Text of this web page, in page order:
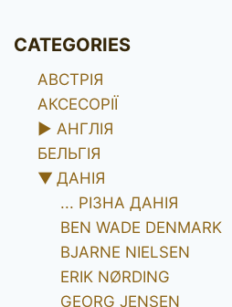
CATEGORIES
АВСТРІЯ
АКСЕСОРІЇ
► АНГЛІЯ
БЕЛЬГІЯ
▼ ДАНІЯ
... РІЗНА ДАНІЯ
BEN WADE DENMARK
BJARNE NIELSEN
ERIK NØRDING
GEORG JENSEN